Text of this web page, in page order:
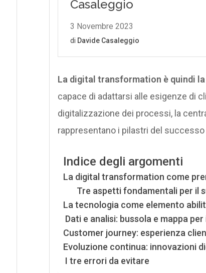
La digital transformation è quindi
capace di adattarsi alle esigenze di
digitalizzazione dei processi, la
rappresentano i pilastri del
Indice degli argomenti
La digital transformation come
Tre aspetti fondamentali per il
La tecnologia come elemento
Dati e analisi: bussola e mappa
Customer journey: esperienza
Evoluzione continua: innovazioni
I tre errori da evitare